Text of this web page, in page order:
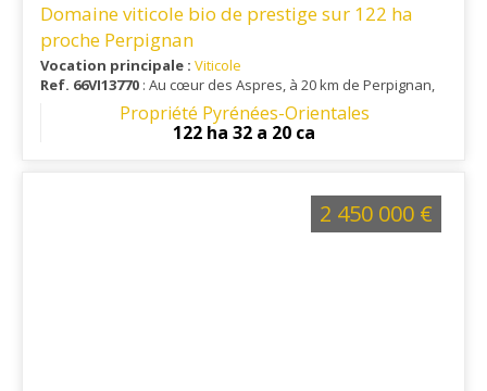
Domaine viticole bio de prestige sur 122 ha
proche Perpignan
Vocation principale : Viticole
Ref. 66VI13770 : Au cœur des Aspres, à 20 km de Perpignan,
15 km de sortie autoroutière et 25 km d'un aéroport.
Propriété Pyrénées-Orientales
122 ha 32 a 20 ca
2 450 000 €